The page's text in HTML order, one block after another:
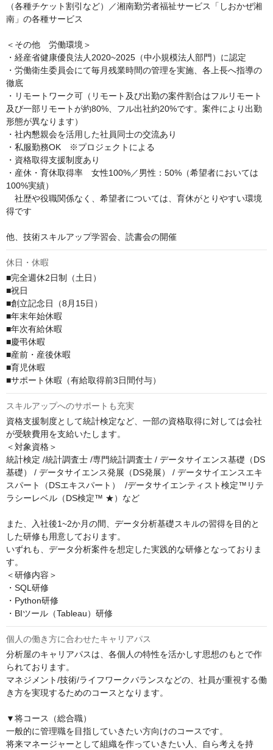
（各種チケット割引など）／湘南勤労者福祉サービス「しおかぜ湘
南」の各種サービス
＜その他　労働環境＞
・経産省健康優良法人2020~2025（中小規模法人部門）に認定
・労働衛生委員会にて毎月残業時間の管理を実施、各上長へ指導の
徹底
・リモートワーク可（リモート及び出勤の案件割合はフルリモート
及び一部リモートが約80%、フル出社約20%です。案件により出勤
形態が異なります）
・社内懇親会を活用した社員同士の交流あり
・私服勤務OK　※プロジェクトによる
・資格取得支援制度あり
・産休・育休取得率　女性100%／男性：50%（希望者においては
100%実績）
社歴や役職関係なく、希望者については、育休がとりやすい環境
得です
他、技術スキルアップ学習会、読書会の開催
休日・休暇
■完全週休2日制（土日）
■祝日
■創立記念日（8月15日）
■年末年始休暇
■年次有給休暇
■慶弔休暇
■産前・産後休暇
■育児休暇
■サポート休暇（有給取得前3日間付与）
スキルアップへのサポートも充実
資格支援制度として統計検定など、一部の資格取得に対しては会社
が受験費用を支給いたします。
＜対象資格＞
統計検定 /統計調査士 /専門統計調査士 / データサイエンス基礎（DS
基礎） / データサイエンス発展（DS発展） / データサイエンスエキ
スパート（DSエキスパート）  /データサイエンティスト検定™リテ
ラシーレベル（DS検定™ ★）など
また、入社後1~2か月の間、データ分析基礎スキルの習得を目的と
した研修も用意しております。
いずれも、データ分析案件を想定した実践的な研修となっておりま
す。
＜研修内容＞
・SQL研修
・Python研修
・BIツール（Tableau）研修
個人の働き方に合わせたキャリアパス
分析屋のキャリアパスは、各個人の特性を活かしす思想のもとで作
られております。
マネジメント/技術/ライフワークバランスなどの、社員が重視する働
き方を実現するためのコースとなります。
▼将コース（総合職）
一般的に管理職を目指していきたい方向けのコースです。
将来マネージャーとして組織を作っていきたい人、自ら考えを持